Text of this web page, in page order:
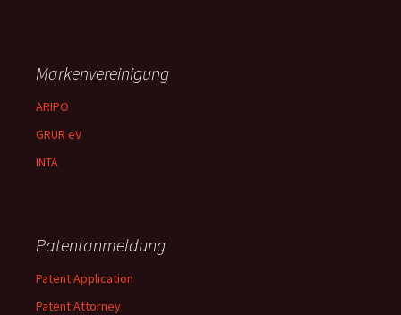
Markenvereinigung
ARIPO
GRUR eV
INTA
Patentanmeldung
Patent Application
Patent Attorney